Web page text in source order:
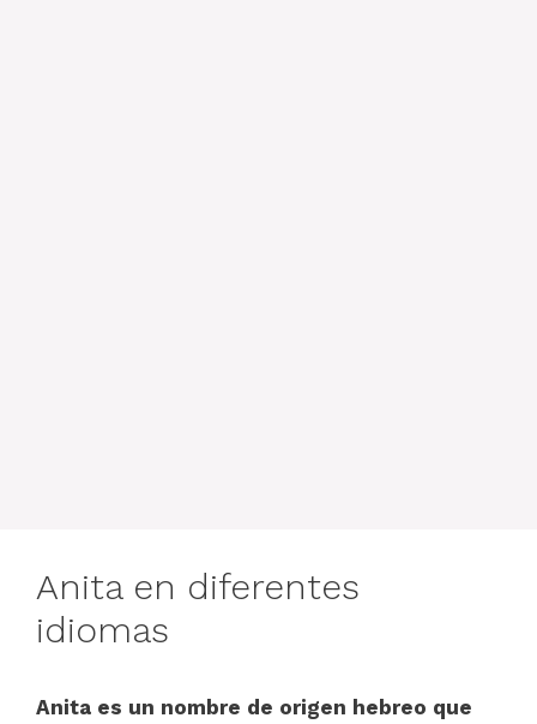
Anita en diferentes
idiomas
Anita es un nombre de origen hebreo que